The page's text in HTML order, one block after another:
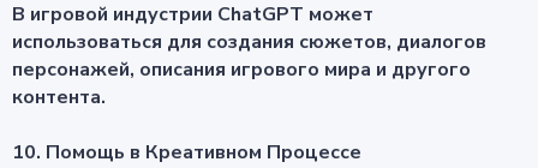
В игровой индустрии ChatGPT может
использоваться для создания сюжетов, диалогов
персонажей, описания игрового мира и другого
контента.
10. Помощь в Креативном Процессе